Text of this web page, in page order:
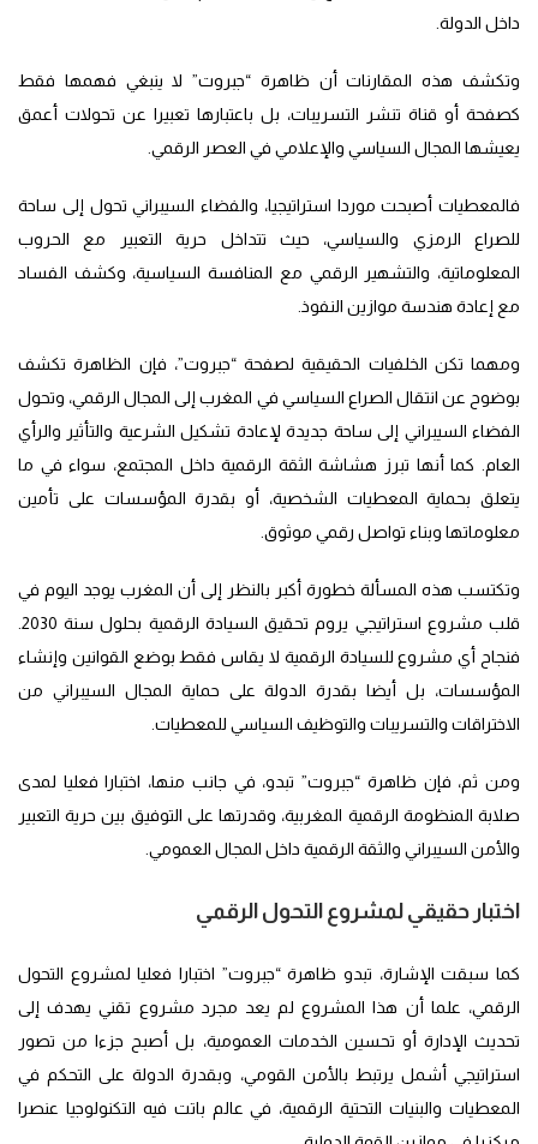
داخل الدولة.
وتكشف هذه المقارنات أن ظاهرة “جبروت” لا ينبغي فهمها فقط
كصفحة أو قناة تنشر التسريبات، بل باعتبارها تعبيرا عن تحولات أعمق
يعيشها المجال السياسي والإعلامي في العصر الرقمي.
فالمعطيات أصبحت موردا استراتيجيا، والفضاء السيبراني تحول إلى ساحة
للصراع الرمزي والسياسي، حيث تتداخل حرية التعبير مع الحروب
المعلوماتية، والتشهير الرقمي مع المنافسة السياسية، وكشف الفساد
مع إعادة هندسة موازين النفوذ.
ومهما تكن الخلفيات الحقيقية لصفحة “جبروت”، فإن الظاهرة تكشف
بوضوح عن انتقال الصراع السياسي في المغرب إلى المجال الرقمي، وتحول
الفضاء السيبراني إلى ساحة جديدة لإعادة تشكيل الشرعية والتأثير والرأي
العام. كما أنها تبرز هشاشة الثقة الرقمية داخل المجتمع، سواء في ما
يتعلق بحماية المعطيات الشخصية، أو بقدرة المؤسسات على تأمين
معلوماتها وبناء تواصل رقمي موثوق.
وتكتسب هذه المسألة خطورة أكبر بالنظر إلى أن المغرب يوجد اليوم في
فنجاح أي مشروع للسيادة الرقمية لا يقاس فقط بوضع القوانين وإنشاء
المؤسسات، بل أيضا بقدرة الدولة على حماية المجال السيبراني من
الاختراقات والتسريبات والتوظيف السياسي للمعطيات.
ومن ثم، فإن ظاهرة “جبروت” تبدو، في جانب منها، اختبارا فعليا لمدى
صلابة المنظومة الرقمية المغربية، وقدرتها على التوفيق بين حرية التعبير
والأمن السيبراني والثقة الرقمية داخل المجال العمومي.
اختبار حقيقي لمشروع التحول الرقمي
كما سبقت الإشارة، تبدو ظاهرة “جبروت” اختبارا فعليا لمشروع التحول
الرقمي، علما أن هذا المشروع لم يعد مجرد مشروع تقني يهدف إلى
تحديث الإدارة أو تحسين الخدمات العمومية، بل أصبح جزءا من تصور
استراتيجي أشمل يرتبط بالأمن القومي، وبقدرة الدولة على التحكم في
المعطيات والبنيات التحتية الرقمية، في عالم باتت فيه التكنولوجيا عنصرا